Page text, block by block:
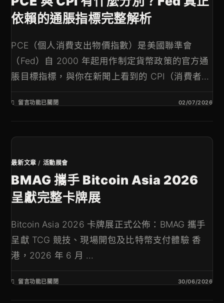
依賴的通脹指標完整解析
PCE（個人消費支出物價指數）是美國聯準會
（Fed）自 2000 年起用作制定貨幣政策的官方通
脹目標指標，與你在新聞上看到的 CPI（消費者...
留言功能已關閉 02/07/2026
最新文章 / 活動展會
BMAG 攜手 Bitcoin Asia 2026
呈獻完整卡牌展
Bitcoin Asia 2026 卡牌展正式公佈：BMAG 攜手
呈獻 TCG 競技、現場開包及比特幣支付體驗 香
港，2026 年 6 月 ...
留言功能已關閉 30/06/2026